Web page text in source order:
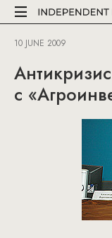
10 JUNE 2009
с